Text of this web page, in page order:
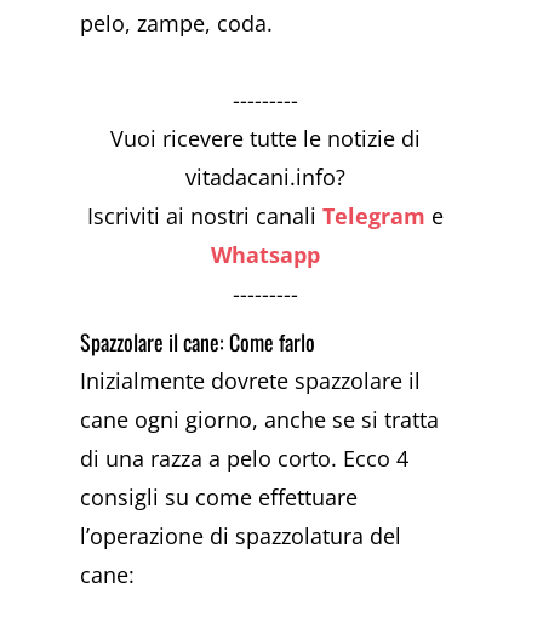
pelo, zampe, coda.
---------
Vuoi ricevere tutte le notizie di
vitadacani.info?
Iscriviti ai nostri canaliTelegram e
Whatsapp
---------
Spazzolare il cane: Come farlo
Inizialmente dovrete spazzolare il
cane ogni giorno, anche se si tratta
di una razza a pelo corto. Ecco 4
consigli su come effettuare
l’operazione di spazzolatura del
cane: